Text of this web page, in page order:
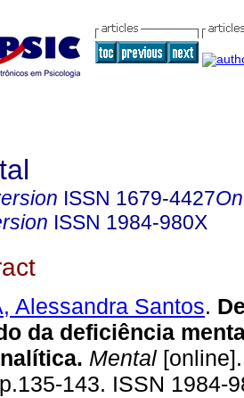
ISSN 1679-4427
ISSN 1984-980X
Alessandra Santos.
da deficiência
. Mental
143. ISSN 1984-